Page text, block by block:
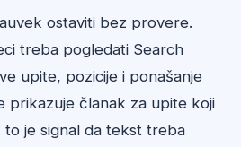
ostaviti bez provere.
treba pogledati Search
upite, pozicije i ponašanje
prikazuje članak za upite koji
je signal da tekst treba